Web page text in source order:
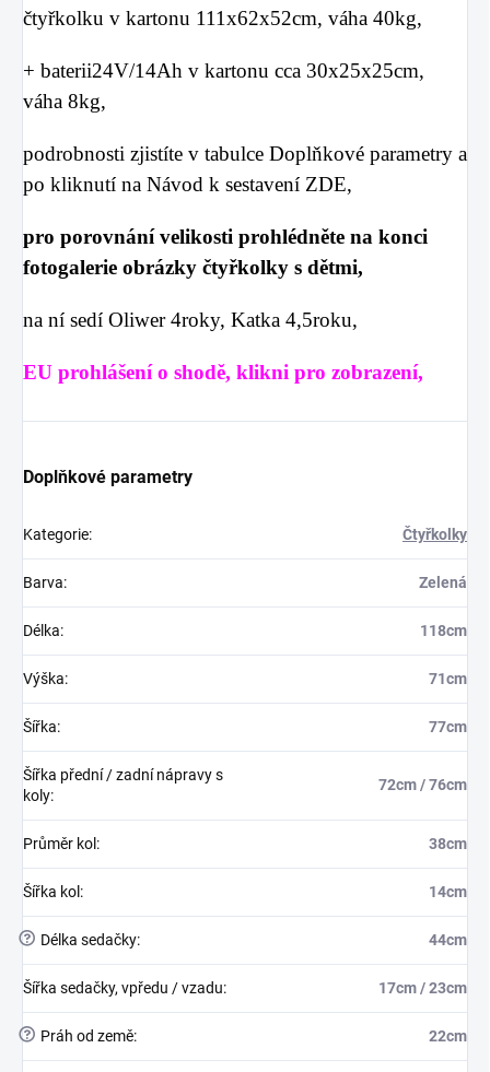
čtyřkolku v kartonu 111x62x52cm, váha 40kg,
+ baterii24V/14Ah v kartonu cca 30x25x25cm,
váha 8kg,
podrobnosti zjistíte v tabulce Doplňkové parametry a
po kliknutí na Návod k sestavení ZDE,
pro porovnání velikosti prohlédněte na konci
fotogalerie obrázky čtyřkolky s dětmi,
na ní sedí Oliwer 4roky, Katka 4,5roku,
EU prohlášení o shodě, klikni pro zobrazení,
Doplňkové parametry
Kategorie: Čtyřkolky
Barva: Zelená
Délka: 118cm
Výška: 71cm
Šířka: 77cm
Šířka přední / zadní nápravy s
koly:
72cm / 76cm
Průměr kol : 38cm
Šířka kol : 14cm
? Délka sedačky: 44cm
Šířka sedačky, vpředu / vzadu: 17cm / 23cm
? Práh od země: 22cm